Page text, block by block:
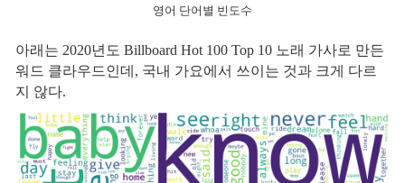
영어 단어별 빈도수
아래는 2020년도 Billboard Hot 100 Top 10 노래 가사로 만든
워드 클라우드인데, 국내 가요에서 쓰이는 것과 크게 다르
지 않다.